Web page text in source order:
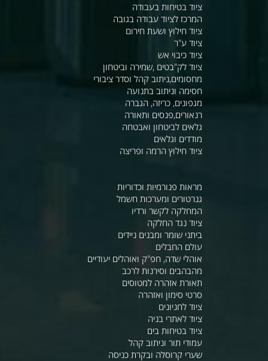
ציוד בטיחות בעבודה
המרכז לציוד עבודה בגובה
ציוד חילוץ ושעת חירום
ציוד ע"ר
ציוד כיבוי אש
ציוד לק"בטים ,שמירה וביטחון
מחסומים,ניתוב קהל וסדר ציבורי
חסימה וניתוב בתנועה
מגפונים, כריזה, הגברה
רנאורים,פנסים ותאורה
גלאים לביטחון ואבטחה
מודדים וגלאים
ציוד חילוץ הרמה ופריצה
מראות פנורמיות וכדוריות
גנרטורים ומערכות חשמל
המחלקה לקשר ורדיו
ציוד נגד החלקה
ביתני שומר ומבנים ניידים
עולם החבלים
אוהלי שדה, חפ"ק ואוהלים יעודיים
מהבהבים וסירנות לרכב
תאורת אזהרה למטוסים
סרטי סימון ואזהרה
ציוד לחניונים
ציוד לאתרי בניה
ציוד בטיחות בים
עמודי תור וניתוב קהל
שערי קרוסלה ובקרת כניסה